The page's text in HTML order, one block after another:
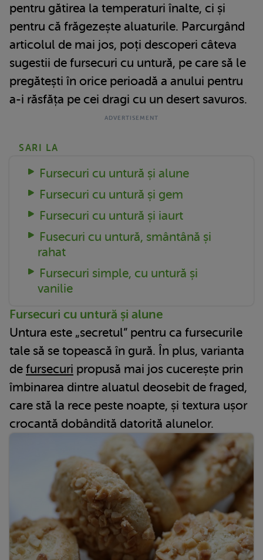
pentru gătirea la temperaturi înalte, ci și
pentru că frăgezește aluaturile. Parcurgând
articolul de mai jos, poți descoperi câteva
sugestii de fursecuri cu untură, pe care să le
pregătești în orice perioadă a anului pentru
a-i răsfăța pe cei dragi cu un desert savuros.
SARI LA
Fursecuri cu untură și alune
Fursecuri cu untură și gem
Fursecuri cu untură și iaurt
Fusecuri cu untură, smântână și
rahat
Fursecuri simple, cu untură și
vanilie
Fursecuri cu untură și alune
Untura este „secretul” pentru ca fursecurile
tale să se topească în gură. În plus, varianta
de fursecuri propusă mai jos cucerește prin
îmbinarea dintre aluatul deosebit de fraged,
care stă la rece peste noapte, și textura ușor
crocantă dobândită datorită alunelor.